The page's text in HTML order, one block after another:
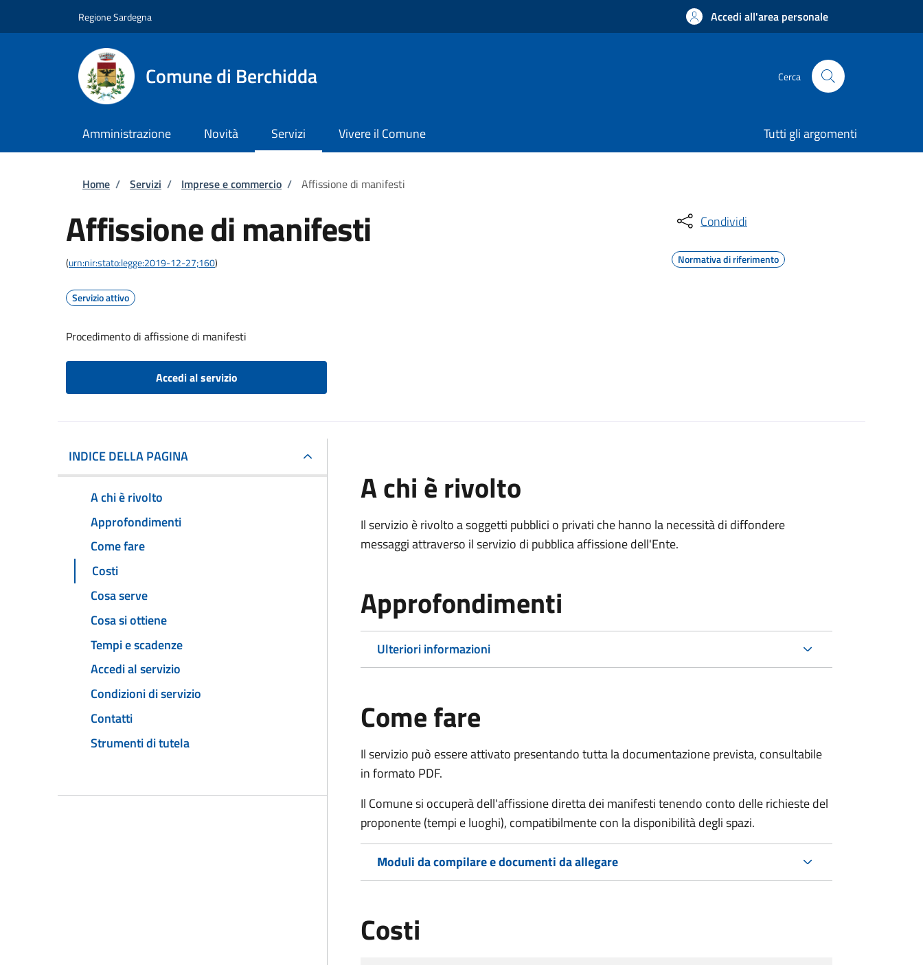
Regione Sardegna Accedi all'area personale
Comune di Berchidda Cerca
Amministrazione Novità Servizi Vivere il Comune Tutti gli argomenti
Briciole di pane
Home / Servizi / Imprese e commercio / Affissione di manifesti
Affissione di manifesti
(urn:nir:stato:legge:2019-12-27;160)
Servizio attivo
Procedimento di affissione di manifesti
Accedi al servizio
Condividi
Normativa di riferimento
INDICE DELLA PAGINA
A chi è rivolto
Approfondimenti
Come fare
Costi
Cosa serve
Cosa si ottiene
Tempi e scadenze
Accedi al servizio
Condizioni di servizio
Contatti
Strumenti di tutela
A chi è rivolto
Il servizio è rivolto a soggetti pubblici o privati che hanno la necessità di diffondere
messaggi attraverso il servizio di pubblica affissione dell'Ente.
Approfondimenti
Ulteriori informazioni
Come fare
Il servizio può essere attivato presentando tutta la documentazione prevista, consultabile
in formato PDF.
Il Comune si occuperà dell'affissione diretta dei manifesti tenendo conto delle richieste del
proponente (tempi e luoghi), compatibilmente con la disponibilità degli spazi.
Moduli da compilare e documenti da allegare
Costi